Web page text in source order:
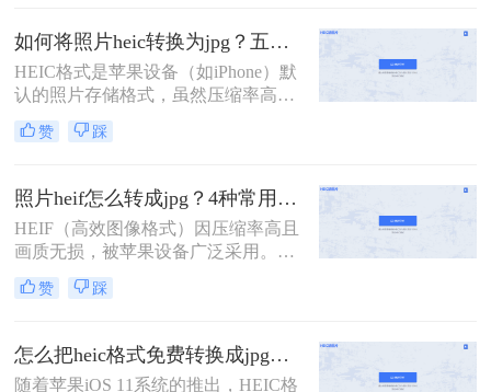
看、分享的需求，将HEIC转换为通用
的JPG格式成为常见操作。那么heic怎
么转jpg格式呢？以下是几种常用方法
的详细解析，帮助您高效完成转换。
如何将照片heic转换为jpg？五种常用方法详解！
HEIC格式是苹果设备（如iPhone）默
认的照片存储格式，虽然压缩率高、
画质优秀，但兼容性较差，许多软件
或平台无法直接打开。而JPG格式因
成为更通用的选择。那么如何将照片
heic转换为jpg呢？以下是五种常用方
法，适合不同场景和用户需求。
赞 踩
照片heif怎么转成jpg？4种常用方法详解！
HEIF（高效图像格式）因压缩率高且
画质无损，被苹果设备广泛采用。然
而，其兼容性较差，尤其在非苹果设
备或部分平台上难以直接使用。那么
多种主流转换方法，帮助用户快速将
HEIF/HEIC格式转换为通用性更强的
赞 踩
怎么把heic格式免费转换成jpg？3种方法轻松解决，原来这么简单！
随着苹果iOS 11系统的推出，HEIC格